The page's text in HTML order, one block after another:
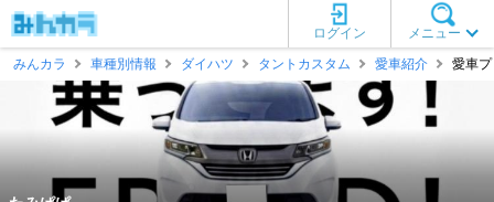
メニュー
ログイン
みんカラ
車種別情報 ダイハツ タントカスタム 愛車紹介 愛車